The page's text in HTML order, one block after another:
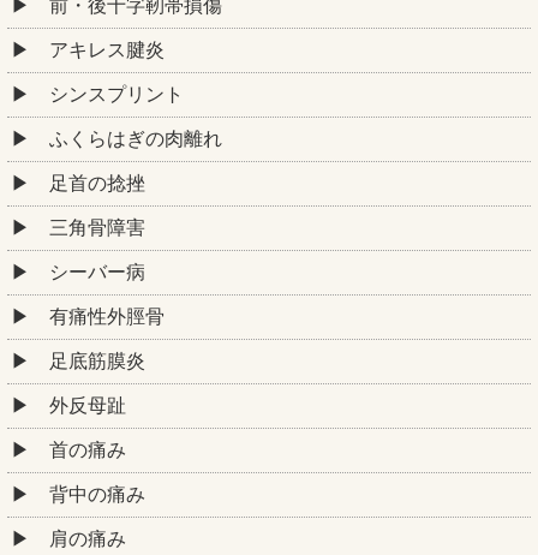
前・後十字靭帯損傷
アキレス腱炎
シンスプリント
ふくらはぎの肉離れ
足首の捻挫
三角骨障害
シーバー病
有痛性外脛骨
足底筋膜炎
外反母趾
首の痛み
背中の痛み
肩の痛み